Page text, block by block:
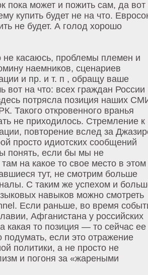
пока может и пожить сам, да вот
купить будет не на что.
не будет. А голод хорошо
не касаюсь, проблемы племен и
наемников, сценариев
и пр. и т. п , обращу ваше
вот на что: всех граждан России
потрясла позиция наших
Такого откровенного вранья
не приходилось. Стремление к
повторение вслед за
просто идиотских сообщений
понять, если бы мы не
на какое то свое место в этом
тут, не смотрим больше
С таким же успехом и
навыков можно смотреть
Если раньше, во время
Афганистана у российских
то позиция — то сейчас ее
подумать, если это отражение
политики, а не просто не
и погоня за «жареными